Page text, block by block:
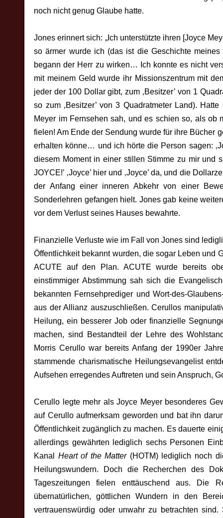
noch nicht genug Glaube hatte.
Jones erinnert sich: „Ich unterstützte ihren [Joyce
so ärmer wurde ich (das ist die Geschichte
begann der Herr zu wirken… Ich konnte es nicht
mit meinem Geld wurde ihr Missionszentrum mit
jeder der 100 Dollar gibt, zum ‚Besitzer’ von 1
so zum ‚Besitzer’ von 3 Quadratmeter Land).
Meyer im Fernsehen sah, und es schien so, als
fielen! Am Ende der Sendung wurde für ihre Bücher
erhalten könne… und ich hörte die Person sagen:
diesem Moment in einer stillen Stimme zu mir und
JOYCE!’ ‚Joyce’ hier und ‚Joyce’ da, und die
der Anfang einer inneren Abkehr von einer
Sonderlehren gefangen hielt. Jones gab keine
vor dem Verlust seines Hauses bewahrte.
Finanzielle Verluste wie im Fall von Jones sind
Öffentlichkeit bekannt wurden, die sogar Leben und
ACUTE auf den Plan. ACUTE wurde bereits
einstimmiger Abstimmung sah sich die
bekannten Fernsehprediger und Wort-des-
aus der Allianz auszuschließen. Cerullos
Heilung, ein besserer Job oder finanzielle
machen, sind Bestandteil der Lehre des
Morris Cerullo war bereits Anfang der 1990er
stammende charismatische Heilungsevangelist
Aufsehen erregendes Auftreten und sein Anspruch,
Cerullo legte mehr als Joyce Meyer besonderes
auf Cerullo aufmerksam geworden und bat ihn
Öffentlichkeit zugänglich zu machen. Es dauerte
allerdings gewährten lediglich sechs Personen
Kanal Heart of the Matter(HOTM) lediglich noch
Heilungswundern. Doch die Recherchen des
Tageszeitungen fielen enttäuschend aus. Die
übernatürlichen, göttlichen Wundern in den
vertrauenswürdig oder unwahr zu betrachten